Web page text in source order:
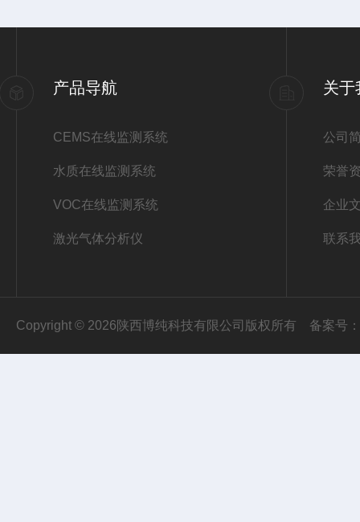
产品导航
CEMS在线监测系统
水质在线监测系统
VOC在线监测系统
激光气体分析仪
关于
公司
荣誉
企业
联系
Copyright © 2026陕西博纯科技有限公司版权所有 备案号